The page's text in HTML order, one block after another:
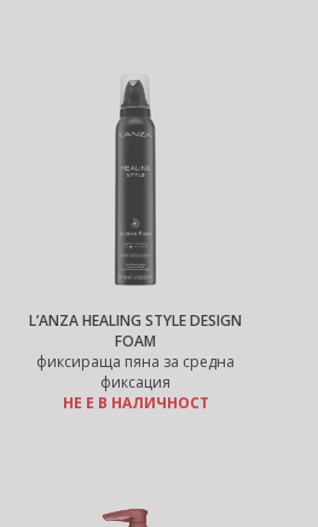
L’ANZA HEALING STYLE DESIGN
FOAM
фиксираща пяна за средна
фиксация
НЕ Е В НАЛИЧНОСТ